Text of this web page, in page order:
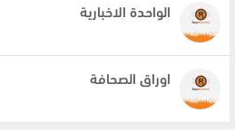
الواحدة الاخبارية
اوراق الصحافة